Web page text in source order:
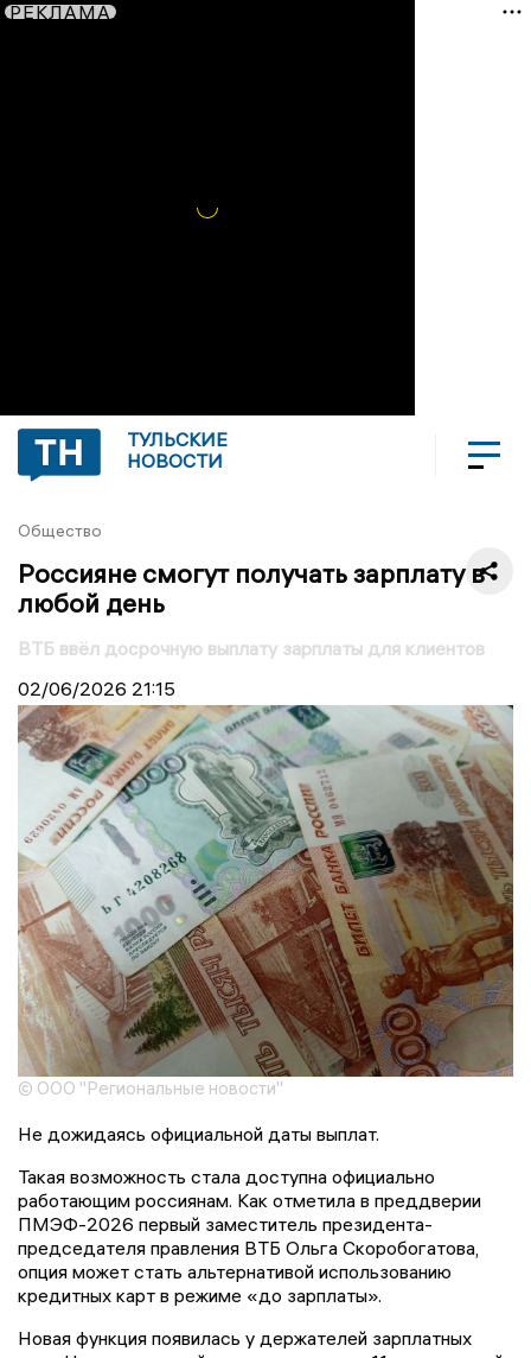
РЕКЛАМА
ТУЛЬСКИЕ
НОВОСТИ
Общество
Россияне смогут получать зарплату в
любой день
ВТБ ввёл досрочную выплату зарплаты для клиентов
02/06/2026 21:15
© ООО "Региональные новости"
Не дожидаясь официальной даты выплат.
Такая возможность стала доступна официально
работающим россиянам. Как отметила в преддверии
ПМЭФ-2026 первый заместитель президента-
председателя правления ВТБ Ольга Скоробогатова,
опция может стать альтернативой использованию
кредитных карт в режиме «до зарплаты».
Новая функция появилась у держателей зарплатных